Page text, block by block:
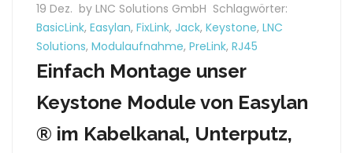
19 Dez. by LNC Solutions GmbH Schlagwörter:
BasicLink, Easylan, FixLink, Jack, Keystone, LNC
Solutions, Modulaufnahme, PreLink, RJ45
Einfach Montage unser
Keystone Module von Easylan
® im Kabelkanal, Unterputz,